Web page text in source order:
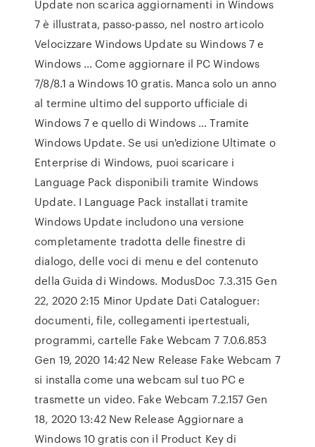
Update non scarica aggiornamenti in Windows
7 è illustrata, passo-passo, nel nostro articolo
Velocizzare Windows Update su Windows 7 e
Windows … Come aggiornare il PC Windows
7/8/8.1 a Windows 10 gratis. Manca solo un anno
al termine ultimo del supporto ufficiale di
Windows 7 e quello di Windows … Tramite
Windows Update. Se usi un'edizione Ultimate o
Enterprise di Windows, puoi scaricare i
Language Pack disponibili tramite Windows
Update. I Language Pack installati tramite
Windows Update includono una versione
completamente tradotta delle finestre di
dialogo, delle voci di menu e del contenuto
della Guida di Windows. ModusDoc 7.3.315 Gen
22, 2020 2:15 Minor Update Dati Cataloguer:
documenti, file, collegamenti ipertestuali,
programmi, cartelle Fake Webcam 7 7.0.6.853
Gen 19, 2020 14:42 New Release Fake Webcam 7
si installa come una webcam sul tuo PC e
trasmette un video. Fake Webcam 7.2.157 Gen
18, 2020 13:42 New Release Aggiornare a
Windows 10 gratis con il Product Key di